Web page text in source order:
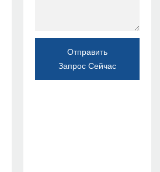
Отправить
Запрос Сейчас